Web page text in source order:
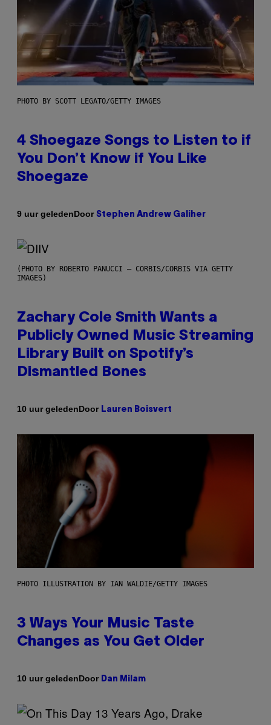
PHOTO BY SCOTT LEGATO/GETTY IMAGES
4 Shoegaze Songs to Listen to if
You Don’t Know if You Like
Shoegaze
9 uur geledenDoor Stephen Andrew Galiher
(PHOTO BY ROBERTO PANUCCI – CORBIS/CORBIS VIA GETTY
IMAGES)
Zachary Cole Smith Wants a
Publicly Owned Music Streaming
Library Built on Spotify’s
Dismantled Bones
10 uur geledenDoor Lauren Boisvert
PHOTO ILLUSTRATION BY IAN WALDIE/GETTY IMAGES
3 Ways Your Music Taste
Changes as You Get Older
10 uur geledenDoor Dan Milam